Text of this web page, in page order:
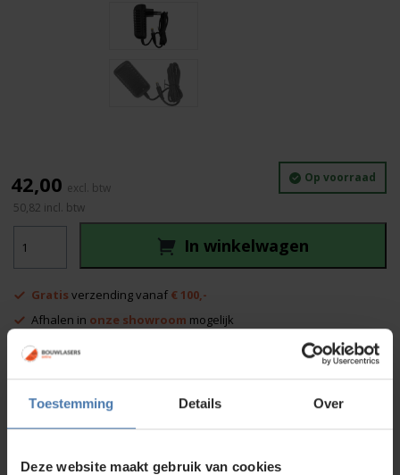
Toestemming Details Over
Deze website maakt gebruik van cookies
Op voorraad
Sirius
Lader
50,82 incl. btw
In winkelwagen
42,00
Gratis verzending vanaf € 100,-
Afhalen in onze showroom mogelijk
Voor 15:00 besteld is
Productinformatie